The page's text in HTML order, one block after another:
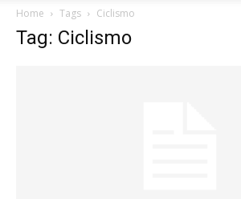
Home Tags Ciclismo
Tag: Ciclismo